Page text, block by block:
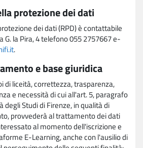
protezione dei dati
dei dati (RPD) è contattabile
G. la Pira, 4 telefono 055 2757667 e-
.
e base giuridica
di liceità, correttezza, trasparenza,
e necessità di cui all'art. 5, paragrafo
degli Studi di Firenze, in qualità di
provvederà al trattamento dei dati
al momento dell'iscrizione e
E-Learning, anche con l'ausilio di